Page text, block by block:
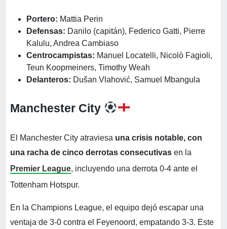
Portero: Mattia Perin
Defensas: Danilo (capitán), Federico Gatti, Pierre
Kalulu, Andrea Cambiaso
Centrocampistas: Manuel Locatelli, Nicolò Fagioli,
Teun Koopmeiners, Timothy Weah
Delanteros: Dušan Vlahović, Samuel Mbangula
Manchester City
El Manchester City atraviesa una crisis notable, con
una racha de cinco derrotas consecutivas en la
Premier League, incluyendo una derrota 0-4 ante el
Tottenham Hotspur.
En la Champions League, el equipo dejó escapar una
ventaja de 3-0 contra el Feyenoord, empatando 3-3. Este